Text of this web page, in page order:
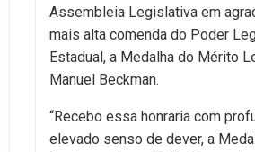
Assembleia Legislativa em
mais alta comenda do Poder
Estadual, a Medalha do Mérito
Manuel Beckman.
“Recebo essa honraria com
elevado senso de dever, a